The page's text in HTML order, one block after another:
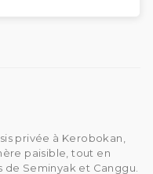
privée à Kerobokan,
paisible, tout en
Seminyak et Canggu.